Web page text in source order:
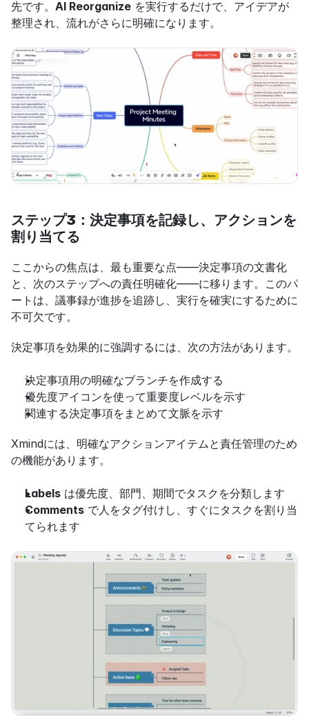
先です。 AI Reorganize を実行するだけで、アイデアが
整理され、流れがさらに明確になります。
ステップ3：決定事項を記録し、アクションを
割り当てる
ここからの焦点は、最も重要な点――決定事項の文書化
と、次のステップへの責任明確化――に移ります。このパ
ートは、議事録が進捗を追跡し、実行を確実にするために
不可欠です。
決定事項を効果的に強調するには、次の方法があります。
決定事項用の明確なブランチを作成する
優先度アイコンを使って重要度レベルを示す
関連する決定事項をまとめて文脈を示す
Xmindには、明確なアクションアイテムと責任管理のため
の機能があります。
Labels は優先度、部門、期間でタスクを分類します
Comments で人をタグ付けし、すぐにタスクを割り当
てられます